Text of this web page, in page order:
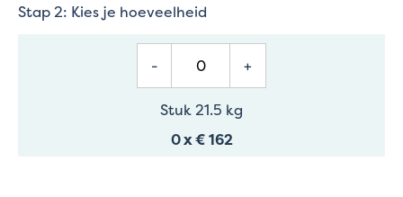
Stap 2: Kies je hoeveelheid
- +
Stuk 21.5 kg
0x€ 162